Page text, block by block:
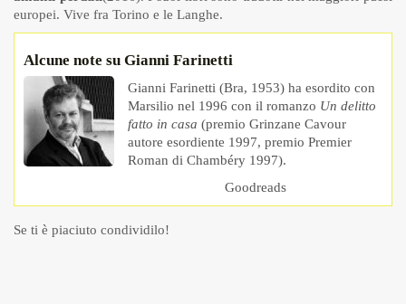
europei. Vive fra Torino e le Langhe.
Alcune note su Gianni Farinetti
Gianni Farinetti (Bra, 1953) ha esordito con
Marsilio nel 1996 con il romanzo Un delitto
fatto in casa (premio Grinzane Cavour
autore esordiente 1997, premio Premier
Roman di Chambéry 1997).
Goodreads
Se ti è piaciuto condividilo!